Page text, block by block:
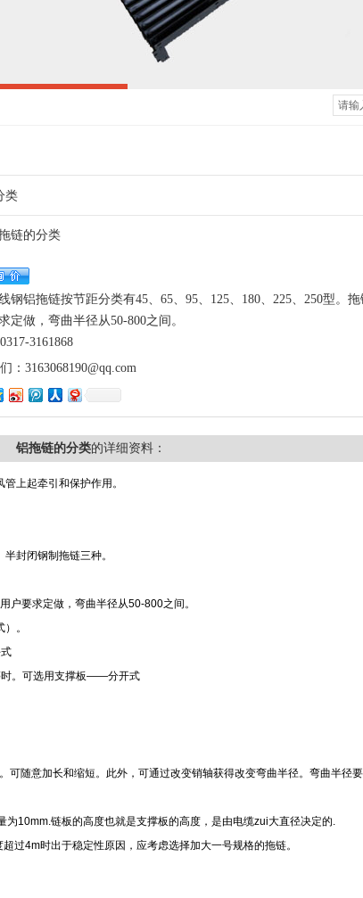
类
链的分类
钢铝拖链按节距分类有45、65、95、125、180、225、250型。
定做，弯曲半径从50-800之间。
3161868
：3163068190@qq.com
铝拖链的分类的详细资料：
上起牵引和保护作用。
封闭钢制拖链三种。
要求定做，弯曲半径从50-800之间。
。
时。可选用支撑板——分开式
可随意加长和缩短。此外，可通过改变销轴获得改变弯曲半径。弯曲半径
10mm.链板的高度也就是支撑板的高度，是由电缆zui大直径决定的.
过4m时出于稳定性原因，应考虑选择加大一号规格的拖链。